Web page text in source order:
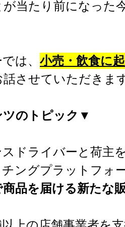
当たり前になった
は、 小売・飲食に
させていただきま
のトピック▼
スドライバーと荷
ングプラットフォ
商品を届ける新たな